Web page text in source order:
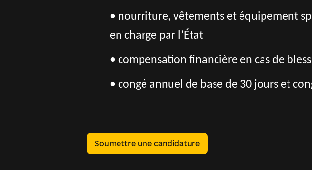
• nourriture, vêtements et équipement
en charge par l’État
• compensation financière en cas de
• congé annuel de base de 30 jours et
Soumettre une candidature